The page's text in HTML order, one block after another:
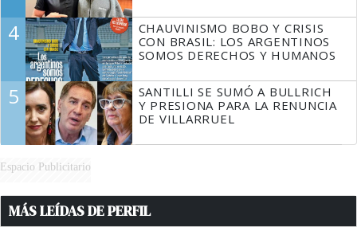
4
CHAUVINISMO BOBO Y CRISIS
CON BRASIL: LOS ARGENTINOS
SOMOS DERECHOS Y HUMANOS
5
SANTILLI SE SUMÓ A BULLRICH
Y PRESIONA PARA LA RENUNCIA
DE VILLARRUEL
Espacio Publicitario
MÁS LEÍDAS DE PERFIL